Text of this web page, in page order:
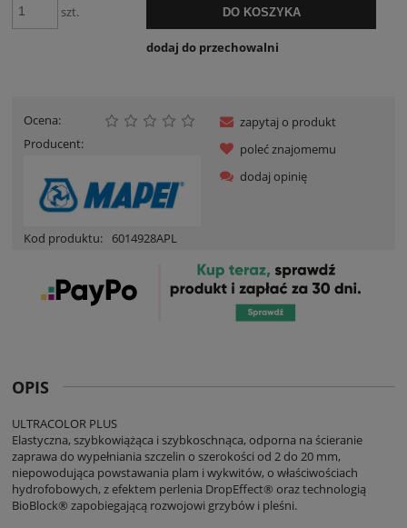
szt. DO KOSZYKA
dodaj do przechowalni
Ocena:
Producent:
Kod produktu: 6014928APL
zapytaj o produkt
poleć znajomemu
dodaj opinię
OPIS
ULTRACOLOR PLUS
Elastyczna, szybkowiążąca i szybkoschnąca, odporna na ścieranie
zaprawa do wypełniania szczelin o szerokości od 2 do 20 mm,
niepowodująca powstawania plam i wykwitów, o właściwościach
hydrofobowych, z efektem perlenia DropEffect® oraz technologią
BioBlock® zapobiegającą rozwojowi grzybów i pleśni.